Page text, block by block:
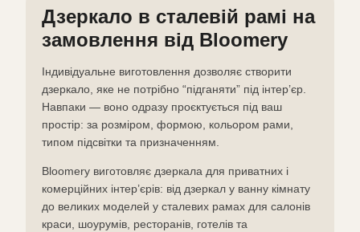
Дзеркало в сталевій рамі на
замовлення від Bloomery
Індивідуальне виготовлення дозволяє створити
дзеркало, яке не потрібно “підганяти” під інтер’єр.
Навпаки — воно одразу проєктується під ваш
простір: за розміром, формою, кольором рами,
типом підсвітки та призначенням.
Bloomery виготовляє дзеркала для приватних і
комерційних інтер’єрів: від дзеркал у ванну кімнату
до великих моделей у сталевих рамах для салонів
краси, шоурумів, ресторанів, готелів та